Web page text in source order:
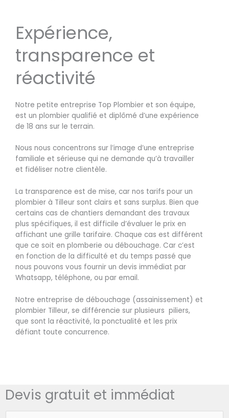
Expérience,
transparence et
réactivité
Notre petite entreprise Top Plombier et son équipe,
est un plombier qualifié et diplômé d’une expérience
de 18 ans sur le terrain.
Nous nous concentrons sur l’image d’une entreprise
familiale et sérieuse qui ne demande qu’à travailler
et fidéliser notre clientèle.
La transparence est de mise, car nos tarifs pour un
plombier à Tilleur sont clairs et sans surplus. Bien que
certains cas de chantiers demandant des travaux
plus spécifiques, il est difficile d’évaluer le prix en
affichant une grille tarifaire. Chaque cas est différent
que ce soit en plomberie ou débouchage. Car c’est
en fonction de la difficulté et du temps passé que
nous pouvons vous fournir un devis immédiat par
Whatsapp, téléphone, ou par email.
Notre entreprise de débouchage (assainissement) et
plombier Tilleur, se différencie sur plusieurs piliers,
que sont la réactivité, la ponctualité et les prix
défiant toute concurrence.
Devis gratuit et immédiat